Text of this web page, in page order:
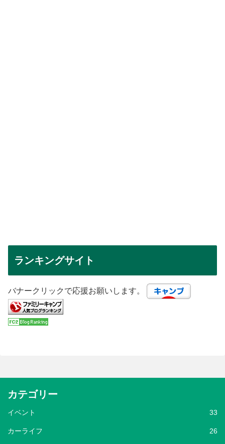
ランキングサイト
バナークリックで応援お願いします。
カテゴリー
イベント 33
カーライフ 26